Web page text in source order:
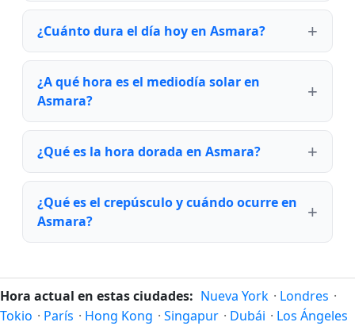
¿Cuánto dura el día hoy en Asmara?
¿A qué hora es el mediodía solar en
Asmara?
¿Qué es la hora dorada en Asmara?
¿Qué es el crepúsculo y cuándo ocurre en
Asmara?
Hora actual en estas ciudades: Nueva York · Londres ·
Tokio · París · Hong Kong · Singapur · Dubái · Los Ángeles